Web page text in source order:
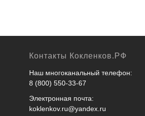
Контакты Кокленков.РФ
Наш многоканальный телефон:
8 (800) 550-33-67
Электронная почта:
koklenkov.ru@yandex.ru